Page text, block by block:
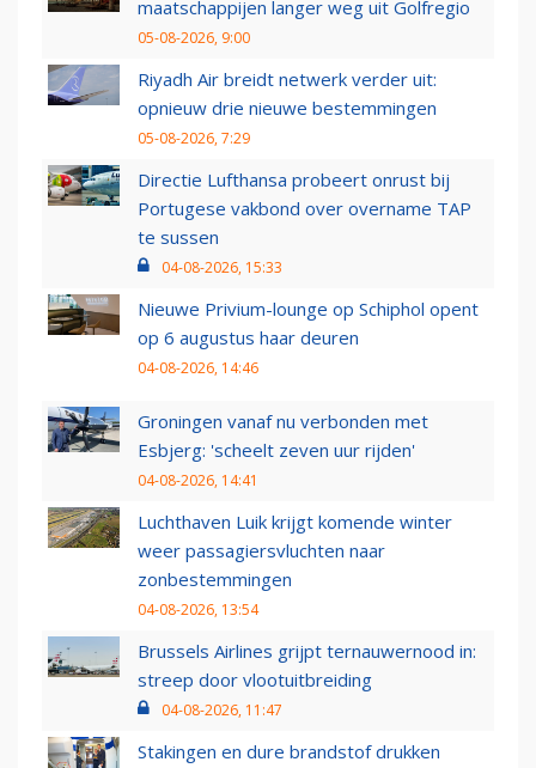
maatschappijen langer weg uit Golfregio
05-08-2026, 9:00
Riyadh Air breidt netwerk verder uit:
opnieuw drie nieuwe bestemmingen
05-08-2026, 7:29
Directie Lufthansa probeert onrust bij
Portugese vakbond over overname TAP
te sussen
04-08-2026, 15:33
Nieuwe Privium-lounge op Schiphol opent
op 6 augustus haar deuren
04-08-2026, 14:46
Groningen vanaf nu verbonden met
Esbjerg: 'scheelt zeven uur rijden'
04-08-2026, 14:41
Luchthaven Luik krijgt komende winter
weer passagiersvluchten naar
zonbestemmingen
04-08-2026, 13:54
Brussels Airlines grijpt ternauwernood in:
streep door vlootuitbreiding
04-08-2026, 11:47
Stakingen en dure brandstof drukken